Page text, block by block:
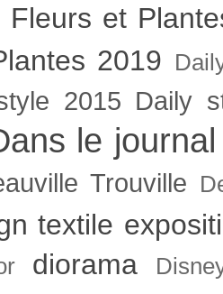
Fleurs et
2019
2015 Daily
le journal
Trouville
textile
diorama